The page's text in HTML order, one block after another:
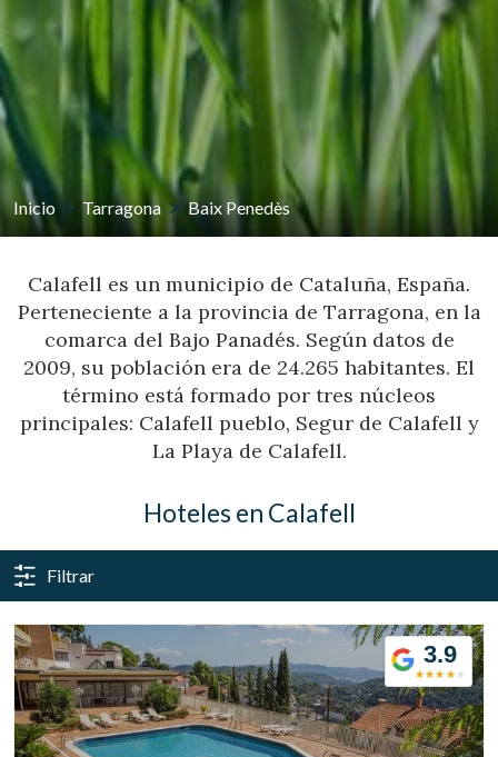
Inicio Tarragona Baix Penedès
Calafell es un municipio de Cataluña, España.
Perteneciente a la provincia de Tarragona, en la
comarca del Bajo Panadés. Según datos de
2009, su población era de 24.265 habitantes. El
término está formado por tres núcleos
principales: Calafell pueblo, Segur de Calafell y
La Playa de Calafell.
Hoteles en Calafell
Filtrar
3.9